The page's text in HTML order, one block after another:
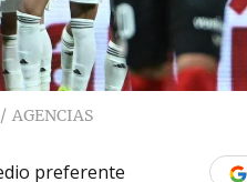
AGENCIAS
preferente